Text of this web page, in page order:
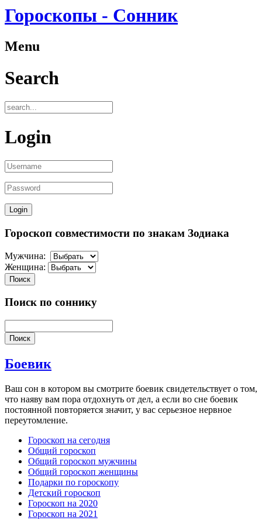
Гороскопы - Сонник
Menu
Search
Login
Гороскоп совместимости по знакам Зодиака
Мужчина:
Женщина:
Поиск
Поиск по соннику
Поиск
Боевик
Ваш сон в котором вы смотрите боевик свидетельствует о том,
что наяву вам пора отдохнуть от дел, а если во сне боевик
постоянной повторяется значит, у вас серьезное нервное
переутомление.
Гороскоп на сегодня
Общий гороскоп
Общий гороскоп мужчины
Общий гороскоп женщины
Подарки по гороскопу
Детский гороскоп
Гороскоп на 2020
Гороскоп на 2021